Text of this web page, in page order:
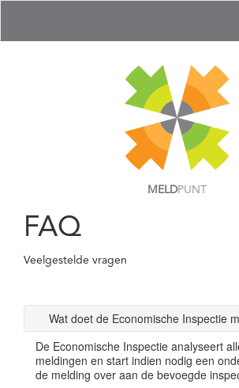
MELDPUNT
FAQ
Veelgestelde vragen
Wat doet de Economische Inspectie
De Economische Inspectie analyseert
meldingen en start indien nodig een
de melding over aan de bevoegde